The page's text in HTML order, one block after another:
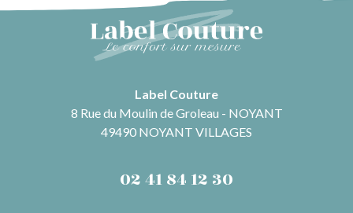
Label Couture
8 Rue du Moulin de Groleau - NOYANT
49490 NOYANT VILLAGES
02 41 84 12 30